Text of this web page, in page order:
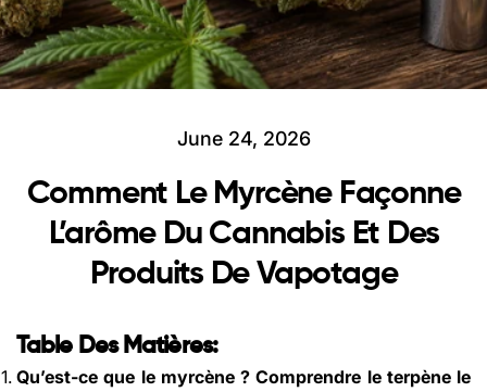
June 24, 2026
Comment Le Myrcène Façonne
L’arôme Du Cannabis Et Des
Produits De Vapotage
Table Des Matières:
Qu’est-ce que le myrcène ? Comprendre le terpène le